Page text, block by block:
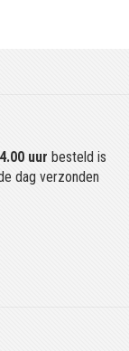
uur besteld is
dag verzonden